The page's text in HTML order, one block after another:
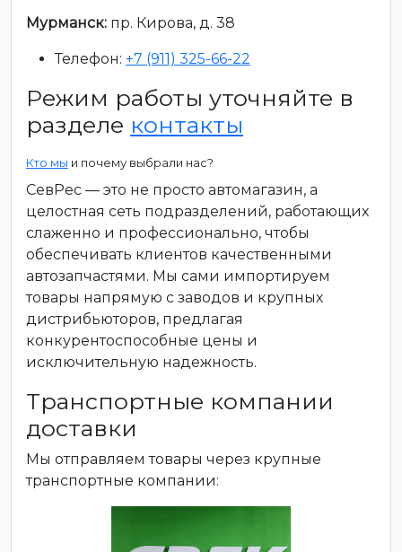
Мурманск: пр. Кирова, д. 38
Телефон: +7 (911) 325-66-22
Режим работы уточняйте в
разделе контакты
Кто мы и почему выбрали нас?
СевРес — это не просто автомагазин, а
целостная сеть подразделений, работающих
слаженно и профессионально, чтобы
обеспечивать клиентов качественными
автозапчастями. Мы сами импортируем
товары напрямую с заводов и крупных
дистрибьюторов, предлагая
конкурентоспособные цены и
исключительную надежность.
Транспортные компании
доставки
Мы отправляем товары через крупные
транспортные компании: